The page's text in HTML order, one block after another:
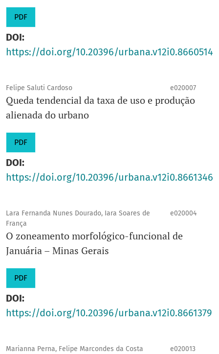
PDF
DOI:
https://doi.org/10.20396/urbana.v12i0.8660514
Felipe Saluti Cardoso e020007
Queda tendencial da taxa de uso e produção
alienada do urbano
PDF
DOI:
https://doi.org/10.20396/urbana.v12i0.8661346
Lara Fernanda Nunes Dourado, Iara Soares de
França
e020004
O zoneamento morfológico-funcional de
Januária – Minas Gerais
PDF
DOI:
https://doi.org/10.20396/urbana.v12i0.8661379
Marianna Perna, Felipe Marcondes da Costa e020013